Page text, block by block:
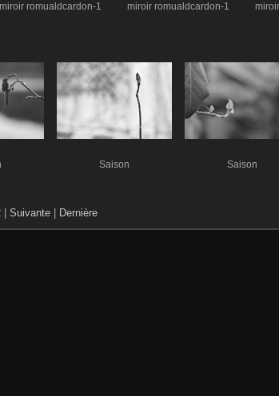
miroir romualdcardon-1 miroir romualdcardon-1
Saison Saison
Suivante Dernière